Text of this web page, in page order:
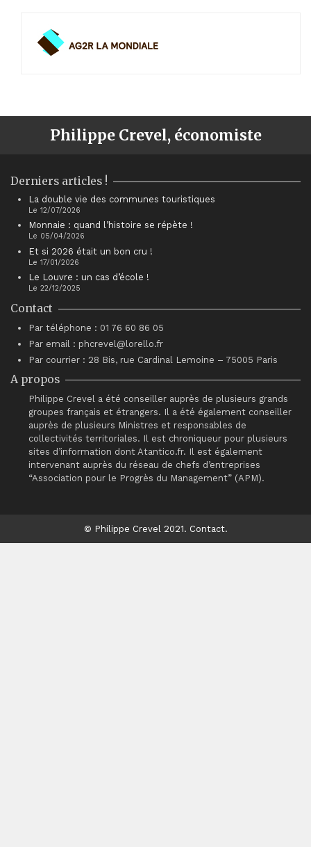
Philippe Crevel, économiste
Derniers articles !
La double vie des communes touristiques
Le 12/07/2026
Monnaie : quand l’histoire se répète !
Le 05/04/2026
Et si 2026 était un bon cru !
Le 17/01/2026
Le Louvre : un cas d’école !
Le 22/12/2025
Contact
Par téléphone : 01 76 60 86 05
Par email : phcrevel@lorello.fr
Par courrier : 28 Bis, rue Cardinal Lemoine – 75005 Paris
A propos
Philippe Crevel a été conseiller auprès de plusieurs grands
groupes français et étrangers. Il a été également conseiller
auprès de plusieurs Ministres et responsables de
collectivités territoriales. Il est chroniqueur pour plusieurs
sites d’information dont Atantico.fr. Il est également
intervenant auprès du réseau de chefs d’entreprises
“Association pour le Progrès du Management” (APM).
© Philippe Crevel 2021. Contact.